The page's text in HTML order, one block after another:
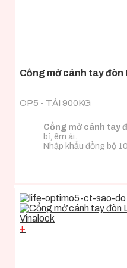
Cổng mở cánh tay đòn
OP5 - TẢI 900KG
Cổng mở cánh tay
bỉ, êm ái.
Nhập khẩu đồng bộ
+